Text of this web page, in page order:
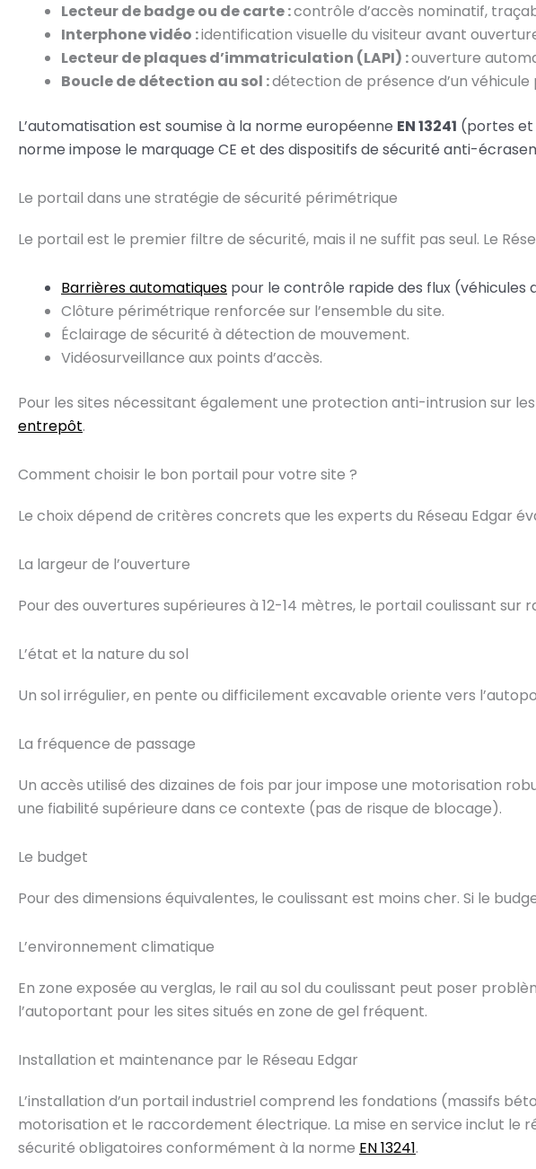
Lecteur de badge ou de carte :contrôle d’accès nominatif,
Interphone vidéo :identification visuelle du visiteur avant
Lecteur de plaques d’immatriculation (LAPI) :ouverture
Boucle de détection au sol :détection de présence d’un
L’automatisation est soumise à la norme européenne EN 13241 (portes et
norme impose le marquage CE et des dispositifs de sécurité anti-
Le portail dans une stratégie de sécurité périmétrique
Le portail est le premier filtre de sécurité, mais il ne suffit pas seul. Le
Barrières automatiques pour le contrôle rapide des flux (véhicules
Clôture périmétrique renforcée sur l’ensemble du site.
Éclairage de sécurité à détection de mouvement.
Vidéosurveillance aux points d’accès.
Pour les sites nécessitant également une protection anti-intrusion sur
entrepôt.
Comment choisir le bon portail pour votre site ?
Le choix dépend de critères concrets que les experts du Réseau Edgar
La largeur de l’ouverture
Pour des ouvertures supérieures à 12-14 mètres, le portail coulissant sur
L’état et la nature du sol
Un sol irrégulier, en pente ou difficilement excavable oriente vers
La fréquence de passage
Un accès utilisé des dizaines de fois par jour impose une motorisation
une fiabilité supérieure dans ce contexte (pas de risque de blocage).
Le budget
Pour des dimensions équivalentes, le coulissant est moins cher. Si le
L’environnement climatique
En zone exposée au verglas, le rail au sol du coulissant peut poser
l’autoportant pour les sites situés en zone de gel fréquent.
Installation et maintenance par le Réseau Edgar
L’installation d’un portail industriel comprend les fondations (massifs
motorisation et le raccordement électrique. La mise en service inclut le
sécurité obligatoires conformément à la norme EN 13241.